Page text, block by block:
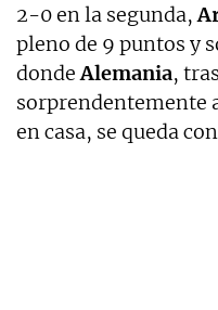
2-0 en la segunda,
pleno de 9 puntos y
dondeAlemania,
sorprendentemente
en casa, se queda